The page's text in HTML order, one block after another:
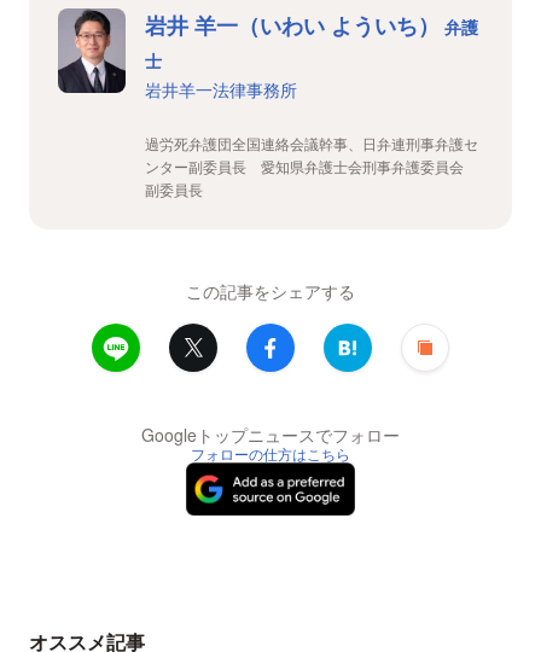
岩井 羊一（いわい よういち）
弁護
士
岩井羊一法律事務所
過労死弁護団全国連絡会議幹事、日弁連刑事弁護セ
ンター副委員長 愛知県弁護士会刑事弁護委員会
副委員長
この記事をシェアする
Googleトップニュースでフォロー
フォローの仕方はこちら
オススメ記事